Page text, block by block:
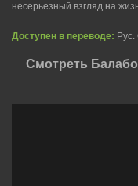
несерьезный взгляд на
Доступен в переводе:
Смотреть